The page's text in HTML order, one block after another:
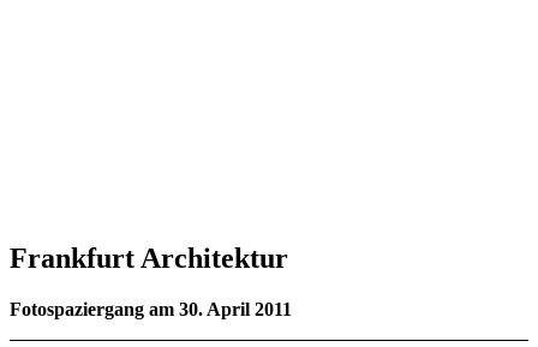
Frankfurt Architektur
Fotospaziergang am 30. April 2011